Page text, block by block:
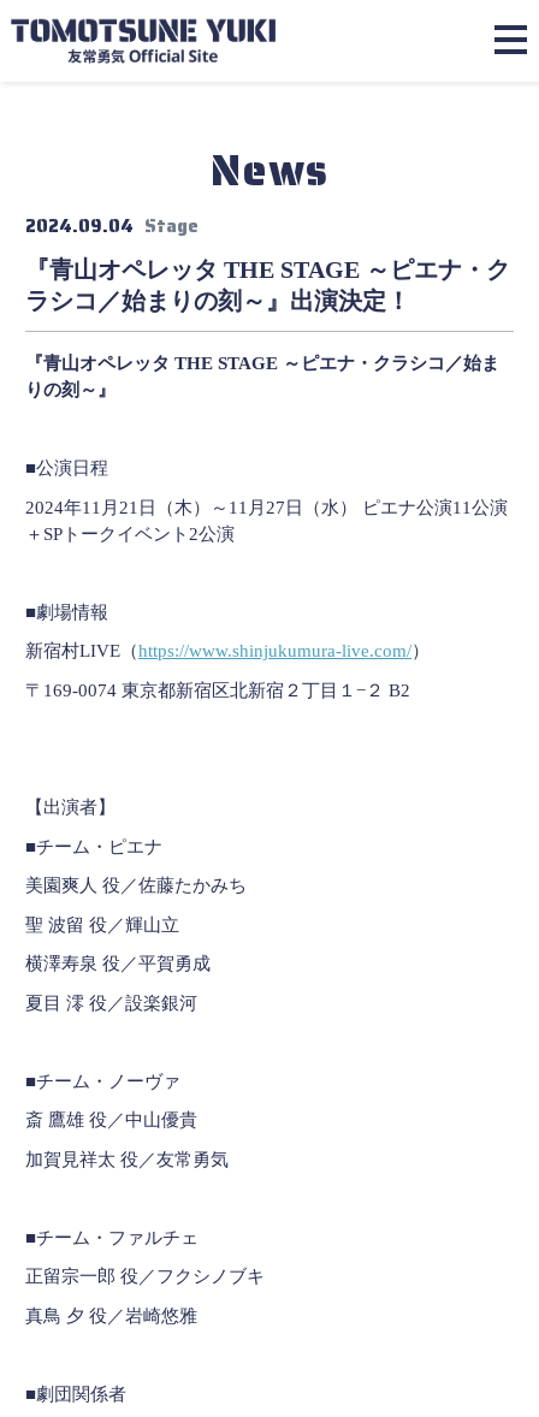
News
2024.09.04 Stage
『青山オペレッタ THE STAGE ～ピエナ・ク
ラシコ／始まりの刻～』出演決定！
『青山オペレッタ THE STAGE ～ピエナ・クラシコ／始ま
りの刻～』
■公演日程
2024年11月21日（木）～11月27日（水） ピエナ公演11公演
＋SPトークイベント2公演
■劇場情報
新宿村LIVE（https://www.shinjukumura-live.com/）
〒169-0074 東京都新宿区北新宿２丁目１−２ B2
【出演者】
■チーム・ピエナ
美園爽人 役／佐藤たかみち
聖 波留 役／輝山立
横澤寿泉 役／平賀勇成
夏目 澪 役／設楽銀河
■チーム・ノーヴァ
斎 鷹雄 役／中山優貴
加賀見祥太 役／友常勇気
■チーム・ファルチェ
正留宗一郎 役／フクシノブキ
真鳥 夕 役／岩崎悠雅
■劇団関係者